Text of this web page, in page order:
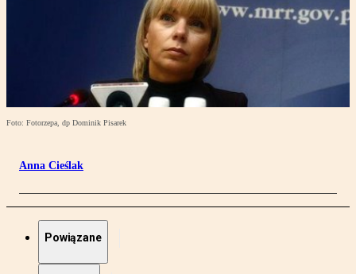
Foto: Fotorzepa, dp Dominik Pisarek
Anna Cieślak
Powiązane